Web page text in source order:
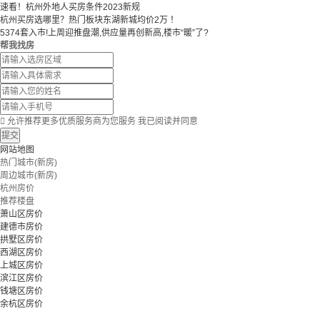
速看！杭州外地人买房条件2023新规
杭州买房选哪里？热门板块东湖新城均价2万 ！
5374套入市!上周迎推盘潮,供应量再创新高,楼市“暖”了?
帮我找房
 允许推荐更多优质服务商为您服务 我已阅读并同意
提交
网站地图
热门城市(新房)
周边城市(新房)
杭州房价
推荐楼盘
萧山区房价
建德市房价
拱墅区房价
西湖区房价
上城区房价
滨江区房价
钱塘区房价
余杭区房价